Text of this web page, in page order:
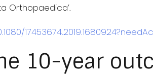
Orthopaedica’.
10-year